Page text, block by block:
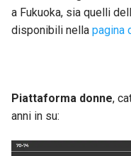
a Fukuoka, sia quelli
disponibili nella pagina
Piattaforma donne,
anni in su: